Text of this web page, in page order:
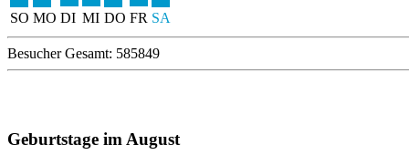
SO MO DI MI DO FR SA
Besucher Gesamt: 585849
Geburtstage im August